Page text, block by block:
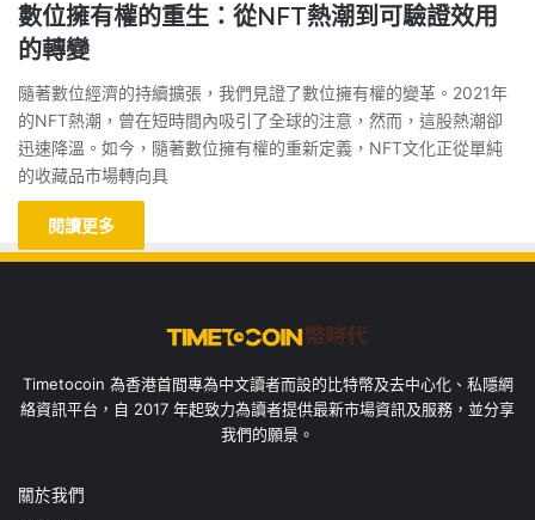
數位擁有權的重生：從NFT熱潮到可驗證效用
的轉變
隨著數位經濟的持續擴張，我們見證了數位擁有權的變革。2021年
的NFT熱潮，曾在短時間內吸引了全球的注意，然而，這股熱潮卻
迅速降溫。如今，隨著數位擁有權的重新定義，NFT文化正從單純
的收藏品市場轉向具
閱讀更多
Timetocoin 為香港首間專為中文讀者而設的比特幣及去中心化、私隱網
絡資訊平台，自 2017 年起致力為讀者提供最新市場資訊及服務，並分享
我們的願景。
關於我們